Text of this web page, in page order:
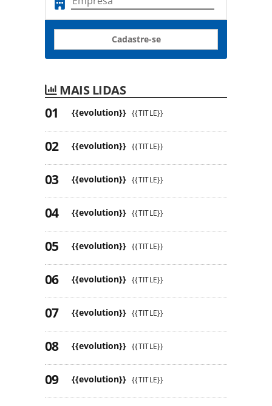
Cadastre-se
MAIS LIDAS
{{evolution}} {{TITLE}}
{{evolution}} {{TITLE}}
{{evolution}} {{TITLE}}
{{evolution}} {{TITLE}}
{{evolution}} {{TITLE}}
{{evolution}} {{TITLE}}
{{evolution}} {{TITLE}}
{{evolution}} {{TITLE}}
{{evolution}} {{TITLE}}